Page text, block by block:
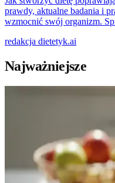
prawdy, aktualne badania i
wzmocnić swój organizm.
redakcja dietetyk.ai
Najważniejsze